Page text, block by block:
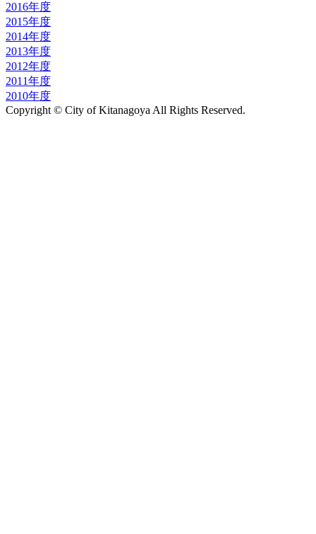
2016年度
2015年度
2014年度
2013年度
2012年度
2011年度
2010年度
Copyright © City of Kitanagoya All Rights Reserved.